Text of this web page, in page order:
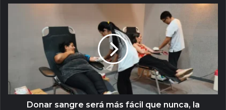
Donar sangre será más fácil que nunca, la